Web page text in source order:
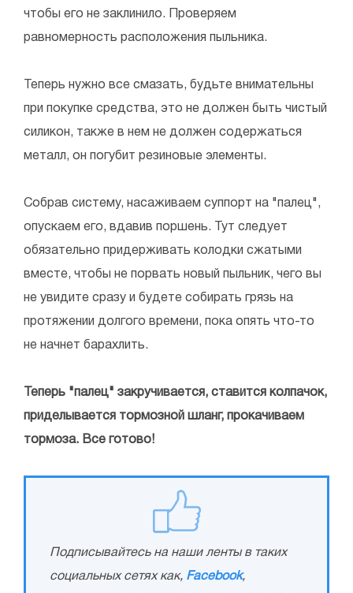
чтобы его не заклинило. Проверяем
равномерность расположения пыльника.
Теперь нужно все смазать, будьте внимательны
при покупке средства, это не должен быть чистый
силикон, также в нем не должен содержаться
металл, он погубит резиновые элементы.
Собрав систему, насаживаем суппорт на "палец",
опускаем его, вдавив поршень. Тут следует
обязательно придерживать колодки сжатыми
вместе, чтобы не порвать новый пыльник, чего вы
не увидите сразу и будете собирать грязь на
протяжении долгого времени, пока опять что-то
не начнет барахлить.
Теперь "палец" закручивается, ставится колпачок,
приделывается тормозной шланг, прокачиваем
тормоза. Все готово!
Подписывайтесь на наши ленты в таких
социальных сетях как, Facebook,